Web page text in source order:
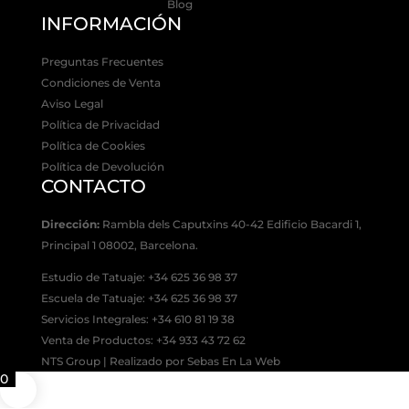
Blog
INFORMACIÓN
Preguntas Frecuentes
Condiciones de Venta
Aviso Legal
Política de Privacidad
Política de Cookies
Política de Devolución
CONTACTO
Dirección:Rambla dels Caputxins 40-42 Edificio Bacardi 1,
Principal 1 08002, Barcelona.
Estudio de Tatuaje: +34 625 36 98 37
Escuela de Tatuaje: +34 625 36 98 37
Servicios Integrales: +34 610 81 19 38
Venta de Productos: +34 933 43 72 62
NTS Group | Realizado por Sebas En La Web
0